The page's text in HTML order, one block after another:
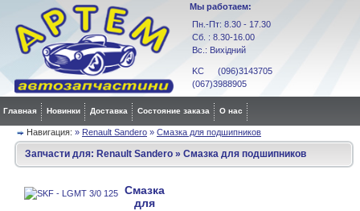
Мы работаем:
Пн.-Пт: 8.30 - 17.30
Сб. : 8.30-16.00
Вс.: Вихідний
KC (096)3143705
(067)3988905
Главная Новинки Доставка Состояние заказа О нас
Навигация: » Renault Sandero » Смазка для подшипников
Запчасти для: Renault Sandero » Смазка для подшипников
Смазка
для